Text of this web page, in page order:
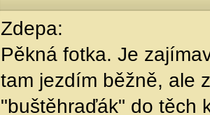
Zdepa:
Pěkná fotka. Je
tam jezdím běžně, ale
"buštěhraďák" do těch